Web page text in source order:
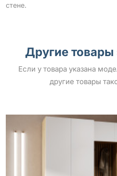
стене.
Другие
Если у товара указана
другие товары